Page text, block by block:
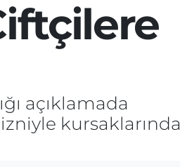
açıklamada
kursaklarında